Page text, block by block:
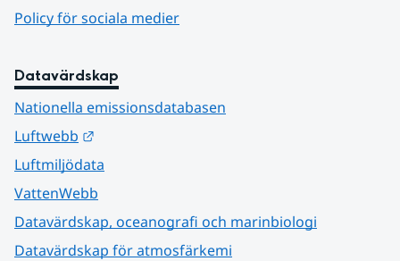
Policy för sociala medier
Datavärdskap
Nationella emissionsdatabasen
Luftwebb
Luftmiljödata
VattenWebb
Datavärdskap, oceanografi och marinbiologi
Datavärdskap för atmosfärkemi